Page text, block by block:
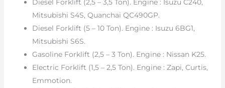
Diesel Forklift (2,5 – 3,5 Ton). Engine : Isuzu C240,
Mitsubishi S4S, Quanchai QC490GP.
Diesel Forklift (5 – 10 Ton). Engine : Isuzu 6BG1,
Mitsubishi S6S.
Gasoline Forklift (2,5 – 3 Ton). Engine : Nissan K25.
Electric Forklift (1,5 – 2,5 Ton). Engine : Zapi, Curtis,
Emmotion.